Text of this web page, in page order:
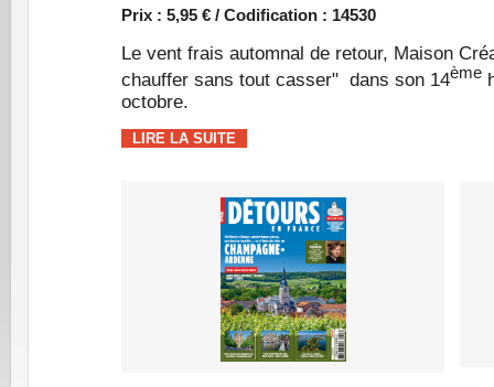
Prix : 5,95 € / Codification : 14530
Le vent frais automnal de retour, Maison
chauffer sans tout casser" dans son 14ème
octobre.
LIRE LA SUITE